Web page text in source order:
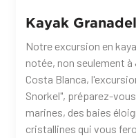
Kayak
Notre excursion en
notée, non seulement
Costa Blanca,
Snorkel", préparez-
marines, des baies
cristallines qui vous